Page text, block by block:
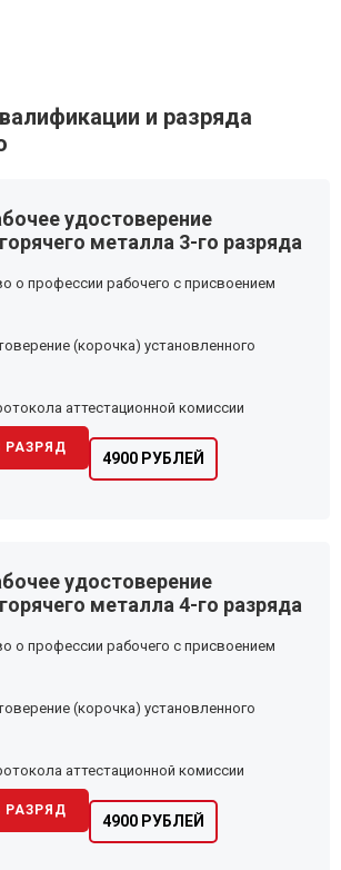
и разряда
удостоверение
металла 3-го разряда
о профессии рабочего с присвоением
(корочка) установленного
аттестационной комиссии
4900 РУБЛЕЙ
РАЗРЯД
удостоверение
металла 4-го разряда
о профессии рабочего с присвоением
(корочка) установленного
аттестационной комиссии
4900 РУБЛЕЙ
РАЗРЯД